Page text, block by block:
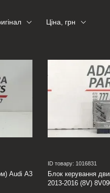
Ціна, грн
Audi A3
ID товару: 1016831
Блок керування
2013-2016 (8V)